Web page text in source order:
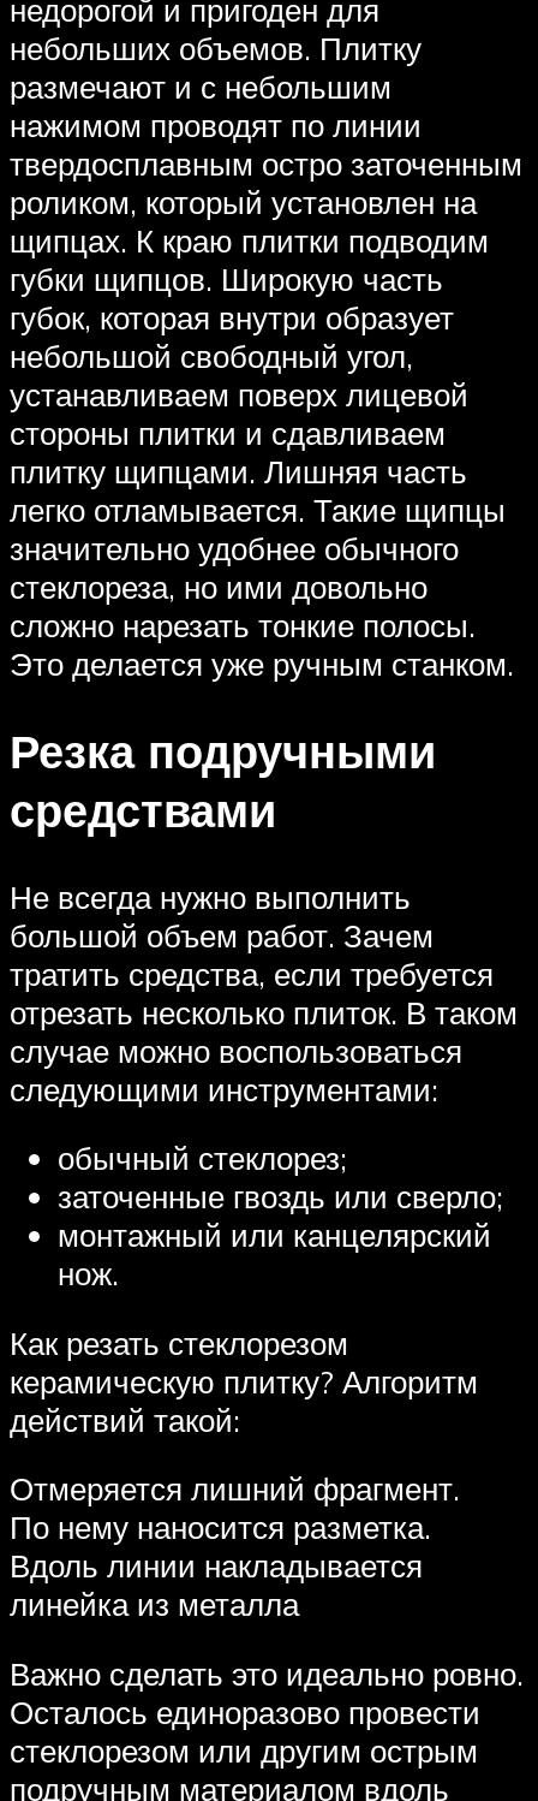
недорогой и пригоден для
небольших объемов. Плитку
размечают и с небольшим
нажимом проводят по линии
твердосплавным остро заточенным
роликом, который установлен на
щипцах. К краю плитки подводим
губки щипцов. Широкую часть
губок, которая внутри образует
небольшой свободный угол,
устанавливаем поверх лицевой
стороны плитки и сдавливаем
плитку щипцами. Лишняя часть
легко отламывается. Такие щипцы
значительно удобнее обычного
стеклореза, но ими довольно
сложно нарезать тонкие полосы.
Это делается уже ручным станком.
Резка подручными
средствами
Не всегда нужно выполнить
большой объем работ. Зачем
тратить средства, если требуется
отрезать несколько плиток. В таком
случае можно воспользоваться
следующими инструментами:
обычный стеклорез;
заточенные гвоздь или сверло;
монтажный или канцелярский
нож.
Как резать стеклорезом
керамическую плитку? Алгоритм
действий такой:
Отмеряется лишний фрагмент.
По нему наносится разметка.
Вдоль линии накладывается
линейка из металла
Важно сделать это идеально ровно.
Осталось единоразово провести
стеклорезом или другим острым
подручным материалом вдоль